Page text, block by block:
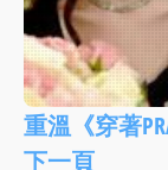
重溫《穿著
下一頁